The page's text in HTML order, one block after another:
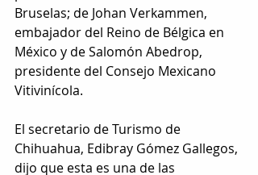
Bruselas; de Johan Verkammen,
embajador del Reino de Bélgica en
México y de Salomón Abedrop,
presidente del Consejo Mexicano
Vitivinícola.
El secretario de Turismo de
Chihuahua, Edibray Gómez Gallegos,
dijo que esta es una de las